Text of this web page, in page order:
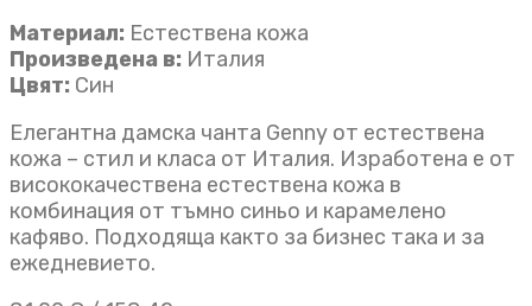
Материал: Естествена кожа
Произведена в: Италия
Цвят: Син
Елегантна дамска чанта Genny от естествена
кожа – стил и класа от Италия. Изработена е от
висококачествена естествена кожа в
комбинация от тъмно синьо и карамелено
кафяво. Подхoдяща както за бизнес така и за
ежедневието.